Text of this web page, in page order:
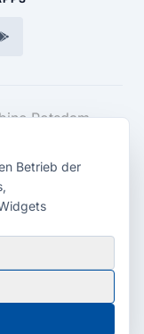
dieMedienagentur
Impressum
Betrieb der